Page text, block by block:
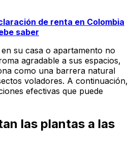
de renta en Colombia
saber
su casa o apartamento no
agradable a sus espacios,
como una barrera natural
voladores. A continuación,
efectivas que puede
las plantas a las